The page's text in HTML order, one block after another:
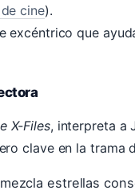
cine).
excéntrico que
X-Files, interpreta a
clave en la trama
estrellas